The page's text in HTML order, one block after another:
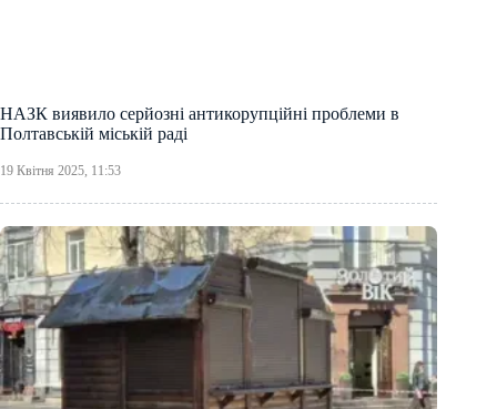
НАЗК виявило серйозні антикорупційні проблеми в
Полтавській міській раді
19 Квітня 2025, 11:53